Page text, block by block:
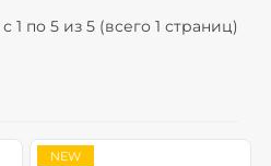
1 по 5 из 5 (всего 1 страниц)
NEW